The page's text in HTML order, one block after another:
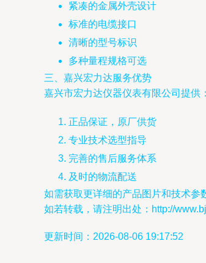
紧凑的金属外壳设计
标准的电缆接口
清晰的型号标识
多种量程规格可选
三、嘉兴宏力达服务优势
嘉兴市宏力达仪器仪表有限公司提供：
正品保证，原厂供货
专业技术选型指导
完善的售后服务体系
及时的物流配送
如需获取更详细的产品图片和技术参
如若转载，请注明出处：http://
更新时间：2026-08-06 19:17:52